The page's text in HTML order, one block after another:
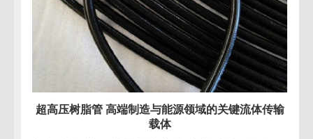
压树脂管 高端制造与能源领域的关键流体传输